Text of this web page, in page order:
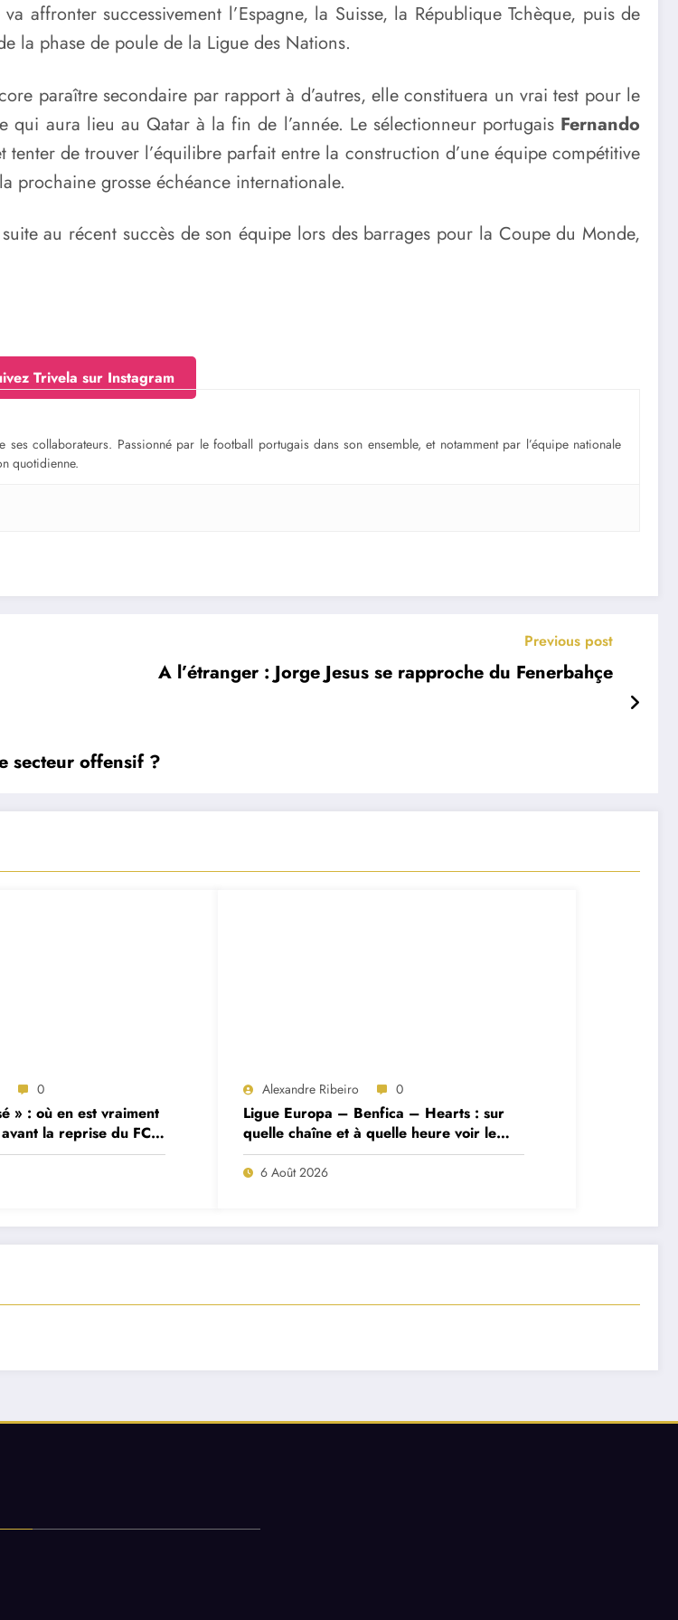
affronter successivement l’Espagne, la Suisse, la République Tchèque, puis de
la phase de poule de la Ligue des Nations.
paraître secondaire par rapport à d’autres, elle constituera un vrai test pour le
aura lieu au Qatar à la fin de l’année. Le sélectionneur portugais Fernando
de trouver l’équilibre parfait entre la construction d’une équipe compétitive
prochaine grosse échéance internationale.
au récent succès de son équipe lors des barrages pour la Coupe du Monde,
Trivela sur Instagram
collaborateurs. Passionné par le football portugais dans son ensemble, et notamment par l’équipe nationale
quotidienne.
Previous post
A l’étranger : Jorge Jesus se rapproche du Fenerbahçe
secteur offensif ?
0
» : où en est vraiment
la reprise du FC
Alexandre Ribeiro 0
Ligue Europa – Benfica – Hearts : sur
quelle chaîne et à quelle heure voir le
match ?
6 Août 2026